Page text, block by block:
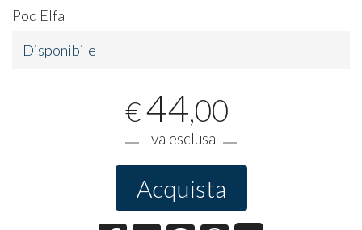
Pod Elfa
Disponibile
€44,00
Iva esclusa
Acquista